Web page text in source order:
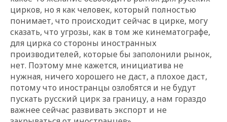
цирков, но я как человек, который полностью
понимает, что происходит сейчас в цирке, могу
сказать, что угрозы, как в том же кинематографе,
для цирка со стороны иностранных
производителей, которые бы заполонили рынок,
нет. Поэтому мне кажется, инициатива не
нужная, ничего хорошего не даст, а плохое даст,
потому что иностранцы озлобятся и не будут
пускать русский цирк за границу, а нам гораздо
важнее сейчас развивать экспорт и не